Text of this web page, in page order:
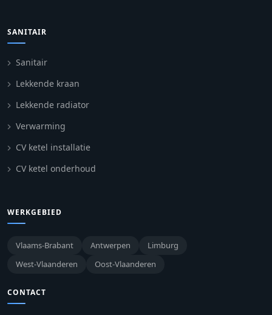
SANITAIR
Sanitair
Lekkende kraan
Lekkende radiator
Verwarming
CV ketel installatie
CV ketel onderhoud
WERKGEBIED
Vlaams-Brabant Antwerpen
Limburg
West-Vlaanderen
Oost-Vlaanderen
CONTACT